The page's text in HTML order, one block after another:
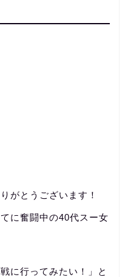
がとうございます！
に奮闘中の40代スー女
に行ってみたい！」と